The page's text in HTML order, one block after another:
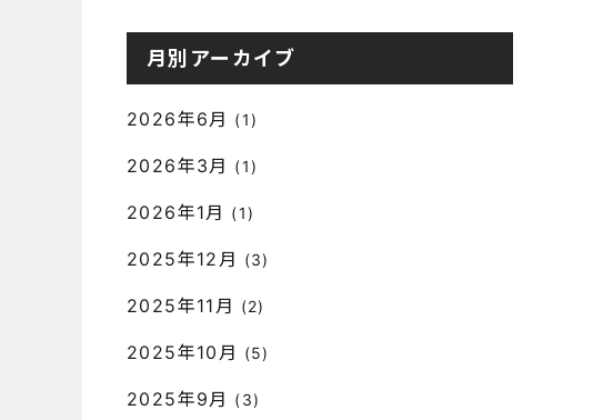
月別アーカイブ
2026年6月 (1)
2026年3月 (1)
2026年1月 (1)
2025年12月 (3)
2025年11月 (2)
2025年10月 (5)
2025年9月 (3)